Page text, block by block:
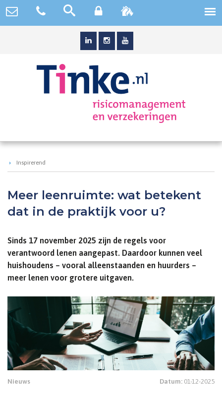
Inspirerend
Meer leenruimte: wat betekent
dat in de praktijk voor u?
Sinds 17 november 2025 zijn de regels voor
verantwoord lenen aangepast. Daardoor kunnen veel
huishoudens – vooral alleenstaanden en huurders –
meer lenen voor grotere uitgaven.
Nieuws Datum: 01-12-2025